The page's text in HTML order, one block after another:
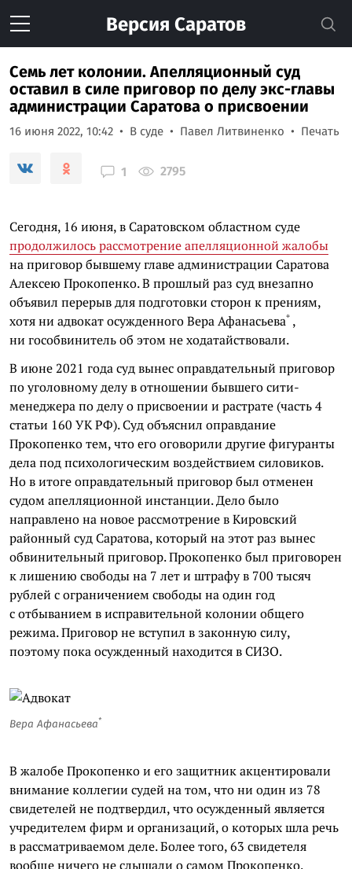
Версия Саратов
Семь лет колонии. Апелляционный суд
оставил в силе приговор по делу экс-главы
администрации Саратова о присвоении
16 июня 2022, 10:42 В суде Павел Литвиненко Печать
1 2795
Сегодня, 16 июня, в Саратовском областном суде
продолжилось рассмотрение апелляционной жалобы
на приговор бывшему главе администрации Саратова
Алексею Прокопенко. В прошлый раз суд внезапно
объявил перерыв для подготовки сторон к прениям,
хотя ни адвокат осужденногоВера Афанасьева* ,
ни гособвинитель об этом не ходатайствовали.
В июне 2021 года суд вынес оправдательный приговор
по уголовному делу в отношении бывшего сити-
менеджера по делу о присвоении и растрате (часть 4
статьи 160 УК РФ). Суд объяснил оправдание
Прокопенко тем, что его оговорили другие фигуранты
дела под психологическим воздействием силовиков.
Но в итоге оправдательный приговор был отменен
судом апелляционной инстанции. Дело было
направлено на новое рассмотрение в Кировский
районный суд Саратова, который на этот раз вынес
обвинительный приговор. Прокопенко был приговорен
к лишению свободы на 7 лет и штрафу в 700 тысяч
рублей с ограничением свободы на один год
с отбыванием в исправительной колонии общего
режима. Приговор не вступил в законную силу,
поэтому пока осужденный находится в СИЗО.
Вера Афанасьева*
В жалобе Прокопенко и его защитник акцентировали
внимание коллегии судей на том, что ни один из 78
свидетелей не подтвердил, что осужденный является
учредителем фирм и организаций, о которых шла речь
в рассматриваемом деле. Более того, 63 свидетеля
вообще ничего не слышали о самом Прокопенко.